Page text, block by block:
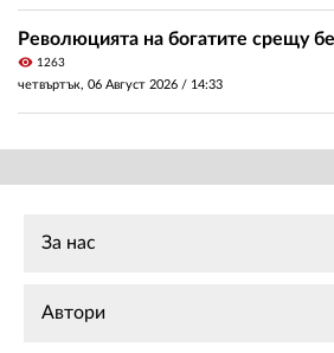
Революцията на богатите срещу
visibility 1263
четвъртък, 06 Август 2026 / 14:33
За нас
Автори